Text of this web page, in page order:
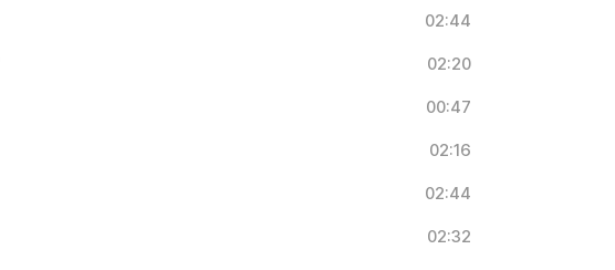
02:44
02:20
00:47
02:16
02:44
02:32